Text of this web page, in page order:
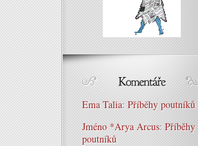
Ema Talia: Příběhy poutníků
Jméno *Arya Arcus: Příběhy
poutníků